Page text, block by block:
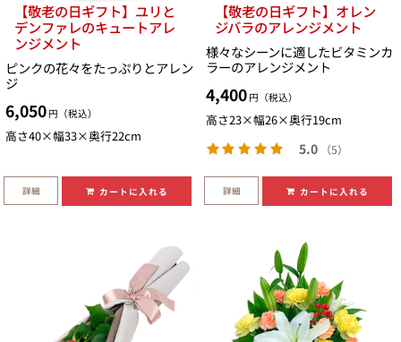
【敬老の日ギフト】ユリと
デンファレのキュートアレ
ンジメント
ピンクの花々をたっぷりとアレン
ジ
6,050 円（税込）
高さ40×幅33×奥行22cm
詳細 カートに入れる
【敬老の日ギフト】オレン
ジバラのアレンジメント
様々なシーンに適したビタミンカ
ラーのアレンジメント
4,400 円（税込）
高さ23×幅26×奥行19cm
5.0 （5）
詳細 カートに入れる